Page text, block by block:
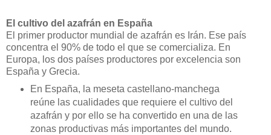
El cultivo del azafrán en España
El primer productor mundial de azafrán es Irán. Ese país
concentra el 90% de todo el que se comercializa. En
Europa, los dos países productores por excelencia son
España y Grecia.
En España, la meseta castellano‐manchega
reúne las cualidades que requiere el cultivo del
azafrán y por ello se ha convertido en una de las
zonas productivas más importantes del mundo.